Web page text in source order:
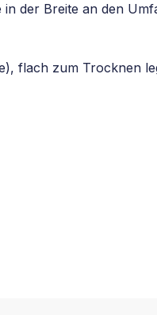
der Breite an den
flach zum Trocknen